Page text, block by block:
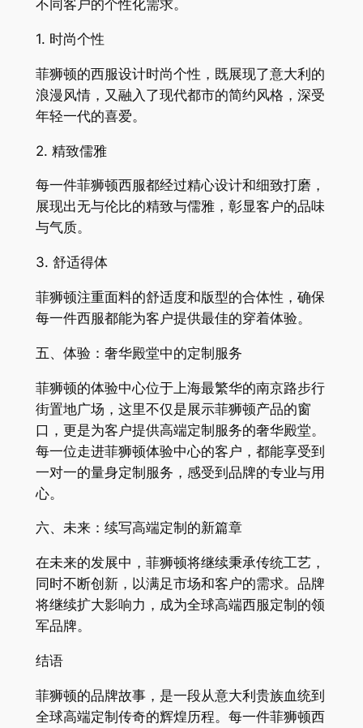
不同客户的个性化需求。
1. 时尚个性
菲狮顿的西服设计时尚个性，既展现了意大利的
浪漫风情，又融入了现代都市的简约风格，深受
年轻一代的喜爱。
2. 精致儒雅
每一件菲狮顿西服都经过精心设计和细致打磨，
展现出无与伦比的精致与儒雅，彰显客户的品味
与气质。
3. 舒适得体
菲狮顿注重面料的舒适度和版型的合体性，确保
每一件西服都能为客户提供最佳的穿着体验。
五、体验：奢华殿堂中的定制服务
菲狮顿的体验中心位于上海最繁华的南京路步行
街置地广场，这里不仅是展示菲狮顿产品的窗
口，更是为客户提供高端定制服务的奢华殿堂。
每一位走进菲狮顿体验中心的客户，都能享受到
一对一的量身定制服务，感受到品牌的专业与用
心。
六、未来：续写高端定制的新篇章
在未来的发展中，菲狮顿将继续秉承传统工艺，
同时不断创新，以满足市场和客户的需求。品牌
将继续扩大影响力，成为全球高端西服定制的领
军品牌。
结语
菲狮顿的品牌故事，是一段从意大利贵族血统到
全球高端定制传奇的辉煌历程。每一件菲狮顿西